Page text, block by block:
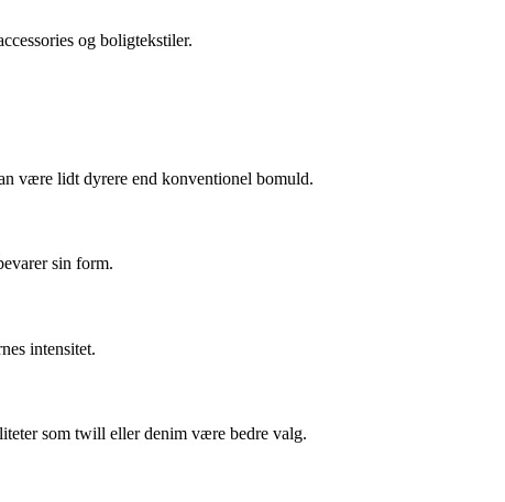
og boligtekstiler.
være lidt dyrere end konventionel bomuld.
sin form.
intensitet.
som twill eller denim være bedre valg.